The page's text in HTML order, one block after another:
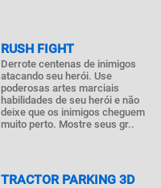
RUSH FIGHT
Derrote centenas de inimigos
atacando seu herói. Use
poderosas artes marciais
habilidades de seu herói e não
deixe que os inimigos cheguem
muito perto. Mostre seus gr..
TRACTOR PARKING 3D